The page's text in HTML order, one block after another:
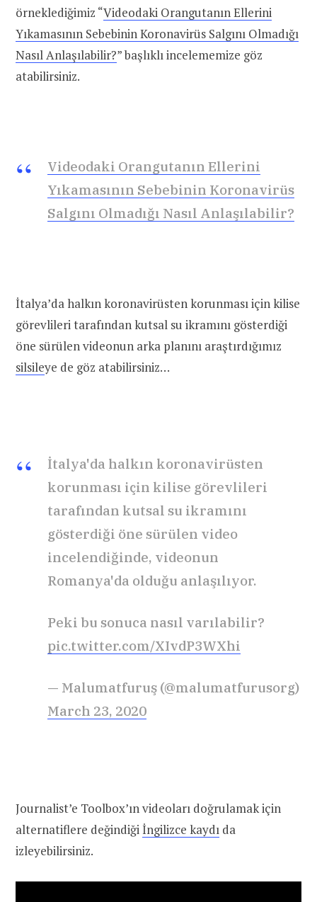
örneklediğimiz “Videodaki Orangutanın Ellerini
Yıkamasının Sebebinin Koronavirüs Salgını Olmadığı
Nasıl Anlaşılabilir?” başlıklı incelememize göz
atabilirsiniz.
Videodaki Orangutanın Ellerini
Yıkamasının Sebebinin Koronavirüs
Salgını Olmadığı Nasıl Anlaşılabilir?
İtalya’da halkın koronavirüsten korunması için kilise
görevlileri tarafından kutsal su ikramını gösterdiği
öne sürülen videonun arka planını araştırdığımız
silsileye de göz atabilirsiniz…
İtalya'da halkın koronavirüsten
korunması için kilise görevlileri
tarafından kutsal su ikramını
gösterdiği öne sürülen video
incelendiğinde, videonun
Romanya'da olduğu anlaşılıyor.
Peki bu sonuca nasıl varılabilir?
pic.twitter.com/XIvdP3WXhi
— Malumatfuruş (@malumatfurusorg)
March 23, 2020
Journalist’e Toolbox’ın videoları doğrulamak için
alternatiflere değindiği İngilizce kaydı da
izleyebilirsiniz.